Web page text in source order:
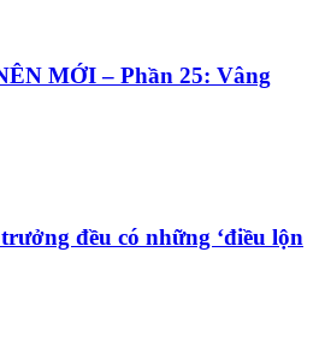
MỚI – Phần 25: Vâng
đều có những ‘điều lộn